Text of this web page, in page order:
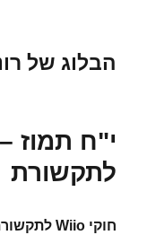
הבלוג של
לתקשורת
חוקי Wiio לתקשורת: